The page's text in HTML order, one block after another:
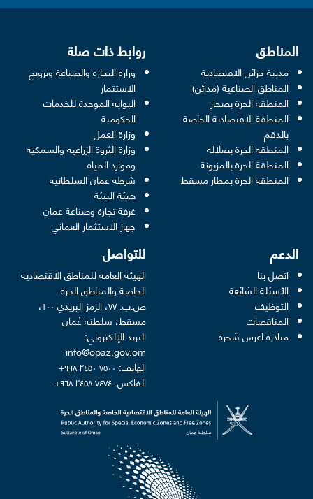
المناطق
مدينة خزائن الاقتصادية
المناطق الصناعية (مدائن)
المنطقة الحرة بصحار
المنطقة الاقتصادية الخاصة
بالدقم
المنطقة الحرة بصلالة
المنطقة الحرة بالمزيونة
المنطقة الحرة بمطار مسقط
روابط ذات صلة
وزارة التجارة والصناعة وترويج
الاستثمار in a new window
البوابة الموحدة للخدمات
الحكوميةin a new window
وزارة العملin a new window
وزارة الثروة الزراعية والسمكية
وموارد المياهin a new window
شرطة عمان السلطانيةwindow
هيئة البيئةin a new window
غرفة تجارة وصناعة عمانwindow
جهاز الاستثمار العمانيwindow
الدعم
اتصل بنا
الأسئلة الشائعة
التوظيف
المناقصات
مبادرة اغرس شجرة
للتواصل
الهيئة العامة للمناطق الاقتصادية
الخاصة والمناطق الحرة
ص.ب. ٧٧، الرمز البريدي ١٠٠،
مسقط، سلطنة عُمان
البريد الإلكتروني:
info@opaz.gov.om
الهاتف: ٧٥٠٠ ٢٤٥٠ ٩٦٨+
الفاكس: ٧٤٧٤ ٢٤٥٨ ٩٦٨+